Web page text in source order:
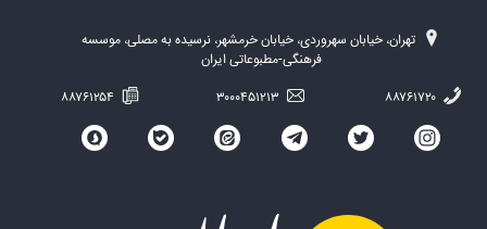
تهران، خیابان سهروردی، خیابان خرمشهر، نرسیده به مصلی، موسسه
فرهنگی-مطبوعاتی ایران